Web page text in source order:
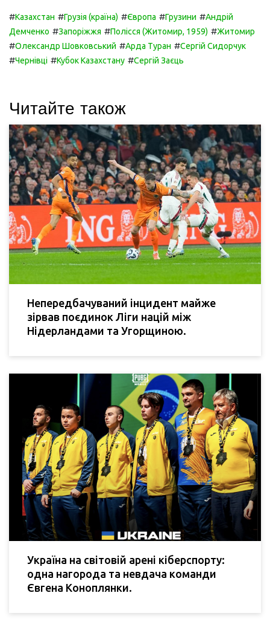
#Казахстан #Грузія (країна) #Європа #Грузини #Андрій
Демченко #Запоріжжя #Полісся (Житомир, 1959) #Житомир
#Олександр Шовковський #Арда Туран #Сергій Сидорчук
#Чернівці #Кубок Казахстану #Сергій Заєць
Читайте також
Непередбачуваний інцидент майже
зірвав поєдинок Ліги націй між
Нідерландами та Угорщиною.
Україна на світовій арені кіберспорту:
одна нагорода та невдача команди
Євгена Коноплянки.